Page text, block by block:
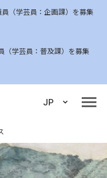
（学芸員：企画課）を募集
（学芸員：普及課）を募集
JP